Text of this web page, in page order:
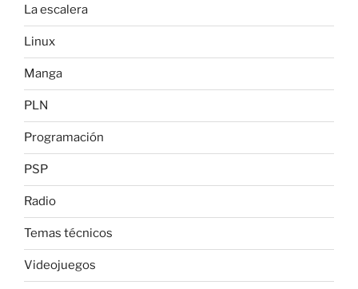
La escalera
Linux
Manga
PLN
Programación
PSP
Radio
Temas técnicos
Videojuegos